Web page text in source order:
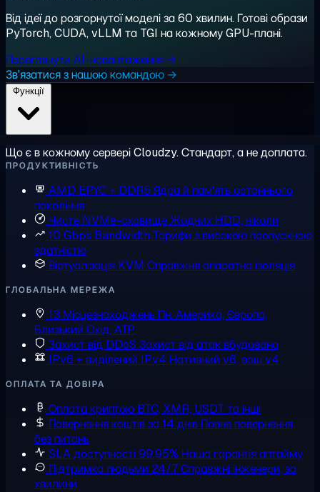
Від ідеї до розгорнутої моделі за 60 хвилин. Готові образи
PyTorch, CUDA, vLLM та TGI на кожному GPU-плані.
Переглянути AI-навантаження →
Зв'язатися з нашою командою →
Що є в кожному сервері Cloudzy. Стандарт, а не доплата.
ПРОДУКТИВНІСТЬ
AMD EPYC + DDR5 Ядра й пам'ять останнього
покоління
Чисте NVMe-сховищеЖодних HDD, ніколи
10 Gbps Bandwidth Тарифи з високою пропускною
здатністю
Віртуалізація KVM Справжня апаратна ізоляція
ГЛОБАЛЬНА МЕРЕЖА
13 Місцезнаходжень Пн. Америка, Європа,
Близький Схід, АТР
Захист від DDoS Захист від атак вбудовано
IPv6 + виділений IPv4 Нативний v6, ваш v4
ОПЛАТА ТА ДОВІРА
Оплата криптою BTC, XMR, USDT та інші
Повернення коштів за 14 днів Повне повернення,
без питань
SLA доступності 99,95% Наша гарантія аптайму
Підтримка людьми 24/7Справжні інженери, за
хвилини